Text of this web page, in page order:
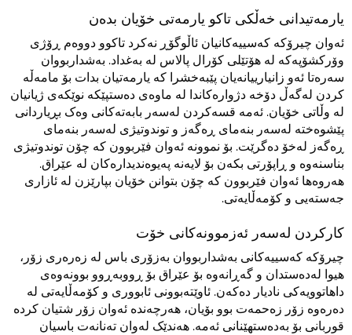
یارمەتیدانی خەڵکی تاکو یارمەتی خۆیان بدەن
ئەوان چیرۆکە کەسییەکانیان ئاڵوگۆڕ نەکرد تاکوو دووەم ڕۆژی
وۆرکشۆپەکە لە هۆتێلی کۆرال پالاس لە بەغداد. بەشداربووان
سەرەتا ئەو زانیارییانەیان پێبەخشرا کە یارمەتیان بدات بۆ مامەڵە
کردن لەگەڵ دۆخە دژوارەکاندا لە ماوەی دەستپێکە نوێکەی ژیانیان
لە وڵاتی خۆیان. ئەمە قسەکردن لەسەر بابەتەکانی وەک بڕیاردانی
پێشوەختە لەسەر بنەمای ڕەگەز و توندوتیژی لەسەر بنەمای
ڕەگەز لەخۆ دەگرێت. بۆ نموونە ئەوان فێربوون کە چۆن توندوتیژی
بناسنەوە و ڕاپۆرتی بکەن بۆ لایەنە پەیوەندیدارەکان لە عێراق.
هەروەها ئەوان فێربوون کە چۆن بتوانن خۆیان بپارێزن لە ئازاری
جەستەیی و کۆمەڵایەتی.
کارکردن لەسەر ئەزموونەکانی خۆت
چیرۆکە کەسییەکانی بەشداربووان بەزۆری باس لە زەرەری زۆر،
هیوا لەدەستدان و گەڕانەوە بۆ عێراق بۆ ڕووبەڕوو بوونەوەی
داهاتوویەکی نادیار دەکەن. ئاوێتەبوونی ئابووری و کۆمەڵایەتی لە
دەرەوە زۆر زەحمەت بوو بۆیان، هەرچەندە ئەوان زۆر شتیان کردە
قوربانی بۆ بەدەستهێنانی ئەمە. هەندێک لەوان تەنانەت باسیان